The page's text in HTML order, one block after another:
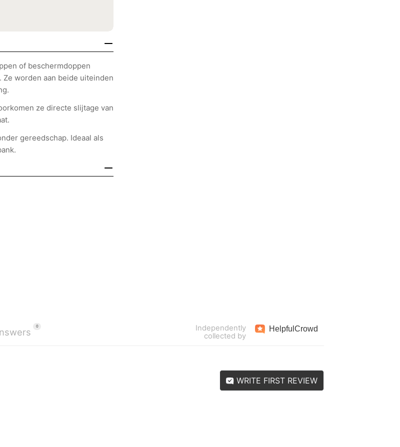
of beschermdoppen
worden aan beide uiteinden
ze directe slijtage van
gereedschap. Ideaal als
0
Independently
collected by
HelpfulCrowd
WRITE FIRST REVIEW